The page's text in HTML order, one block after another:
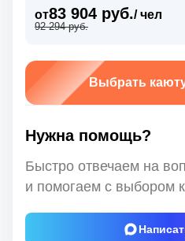
от83 904 руб./ чел
92 294 руб.
Выбрать
Нужна помощь?
Быстро отвечаем на
и помогаем с выбором